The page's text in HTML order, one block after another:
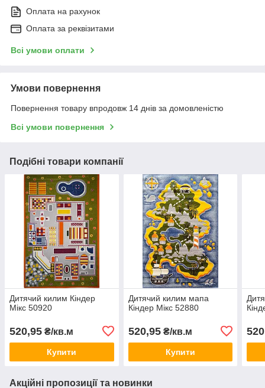
Оплата на рахунок
Оплата за реквізитами
Всі умови оплати
Умови повернення
Повернення товару впродовж 14 днів за домовленістю
Всі умови повернення
Подібні товари компанії
Дитячий килим Кіндер
Мікс 50920
520,95 ₴/кв.м
Купити
Дитячий килим мапа
Кіндер Мікс 52880
520,95₴/кв.м
Купити
Акційні пропозиції та новинки